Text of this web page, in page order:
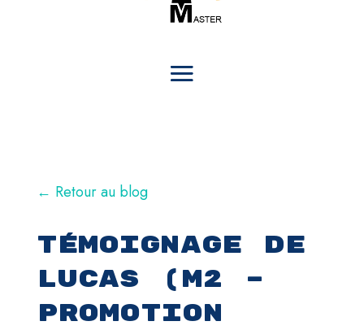
← Retour au blog
Témoignage de
Lucas (M2 –
Promotion